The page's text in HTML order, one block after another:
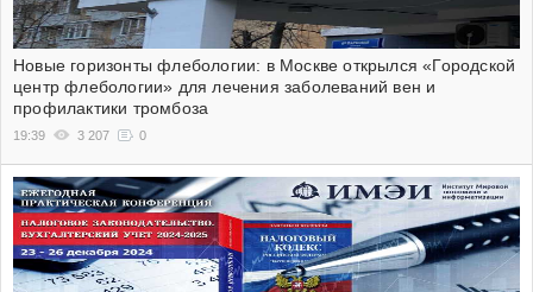
Новые горизонты флебологии: в Москве открылся «Городской
центр флебологии» для лечения заболеваний вен и
профилактики тромбоза
19:39 3 207 0